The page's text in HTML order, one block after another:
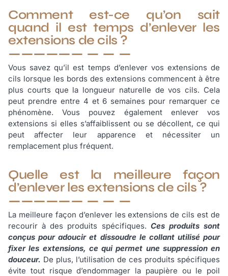
Comment est-ce qu’on sait
quand il est temps d’enlever les
extensions de cils ?
Vous savez qu’il est temps d’enlever vos extensions de
cils lorsque les bords des extensions commencent à être
plus courts que la longueur naturelle de vos cils. Cela
peut prendre entre 4 et 6 semaines pour remarquer ce
phénomène. Vous pouvez également enlever vos
extensions si elles s’affaiblissent ou se décollent, ce qui
peut affecter leur apparence et nécessiter un
remplacement plus fréquent.
Quelle est la meilleure façon
d’enlever les extensions de cils ?
La meilleure façon d’enlever les extensions de cils est de
recourir à des produits spécifiques. Ces produits sont
conçus pour adoucir et dissoudre le collant utilisé pour
fixer les extensions, ce qui permet une suppression en
douceur. De plus, l’utilisation de ces produits spécifiques
évite tout risque d’endommager la paupière ou le poil